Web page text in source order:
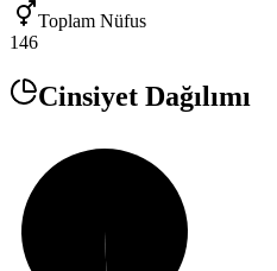
Toplam Nüfus
146
Cinsiyet Dağılımı